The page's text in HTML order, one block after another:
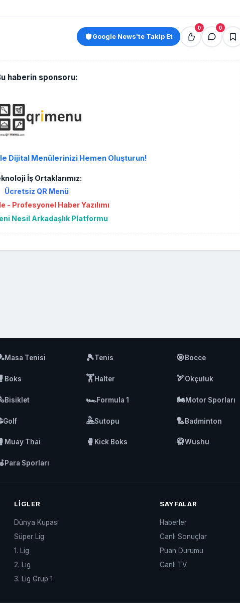
Google News'te Takip Et
0 0
haberin sponsoru:
Dijital Menülerinizi Hemen Oluşturun!
İş Ortaklarımız:
Ücretsiz QR Menü
- Profesyonel Haber Yazılımı
Nesil Arkadaşlık Platformu
Masa Tenisi 🎾Tenis 🎯Bocce
Boks 🏋️Halter 🏹Okçuluk
Bisiklet 🏎️Formula 1 🏍️Motor Sporları
Golf 🤽Sutopu 🏸Badminton
Muay Thai 🥊 Kick Boks 🥋Wushu
Para Sporları
LIGLER
Dünya Kupası
Süper Lig
1. Lig
2. Lig
3. Lig Grup 1
SAYFALAR
Haberler
Canlı Sonuçlar
Puan Durumu
Canlı TV